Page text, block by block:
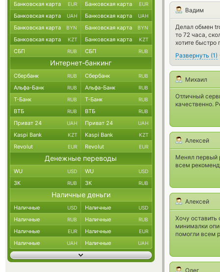
Вадим
Делал обмен
то 72 часа,
хотите быстро
Развернуть (1)
Михаил
Отличный
качественно.
Алексей
Менял первый
всем
Алексей
Хочу оставить
минималки
помогли всем
Олег
Банковская карта EUR Банковская карта EUR
Банковская карта UAH Банковская карта UAH
Банковская карта BYN Банковская карта BYN
Банковская карта KZT Банковская карта KZT
СБП RUB СБП RUB
Интернет-банкинг
Сбербанк RUB Сбербанк RUB
Альфа-Банк RUB Альфа-Банк RUB
Т-Банк RUB Т-Банк RUB
ВТБ RUB ВТБ RUB
Приват 24 UAH Приват 24 UAH
Kaspi Bank KZT Kaspi Bank KZT
Revolut EUR Revolut EUR
Денежные переводы
WU USD WU USD
ЗК RUB ЗК RUB
Наличные деньги
Наличные USD Наличные USD
Наличные RUB Наличные RUB
Наличные EUR Наличные EUR
Наличные UAH Наличные UAH